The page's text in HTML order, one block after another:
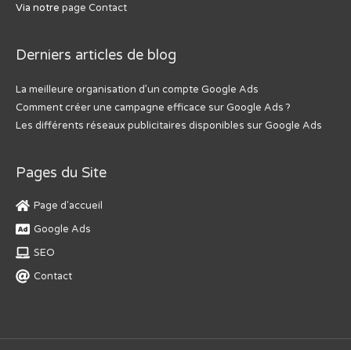
Via notre page Contact
Derniers articles de blog
La meilleure organisation d’un compte Google Ads
Comment créer une campagne efficace sur Google Ads ?
Les différents réseaux publicitaires disponibles sur Google Ads
Pages du Site
Page d'accueil
Google Ads
SEO
Contact